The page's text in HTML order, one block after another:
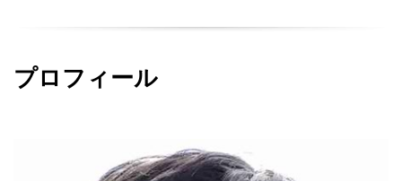
プロフィール